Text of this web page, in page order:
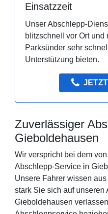
Einsatzzeit
Unser Abschlepp-
blitzschnell vor Ort
Parksünder sehr
Unterstützung bieten.
Zuverlässiger
Gieboldehausen
Wir verspricht bei dem
Abschlepp-Service in
Unsere Fahrer wissen
stark Sie sich auf unseren
Gieboldehausen